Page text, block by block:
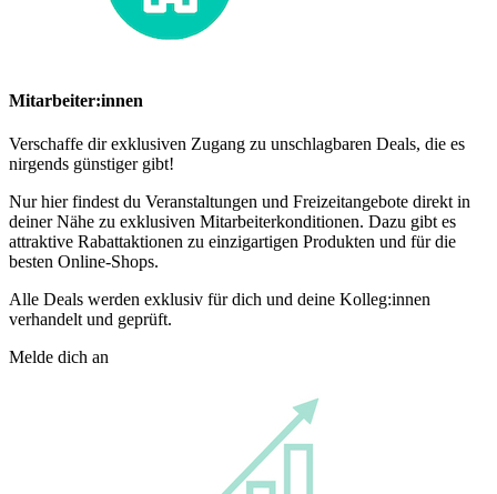
Mitarbeiter:innen
Verschaffe dir exklusiven Zugang zu unschlagbaren Deals, die es
nirgends günstiger gibt!
Nur hier findest du Veranstaltungen und Freizeitangebote direkt in
deiner Nähe zu exklusiven Mitarbeiterkonditionen. Dazu gibt es
attraktive Rabattaktionen zu einzigartigen Produkten und für die
besten Online-Shops.
Alle Deals werden exklusiv für dich und deine Kolleg:innen
verhandelt und geprüft.
Melde dich an